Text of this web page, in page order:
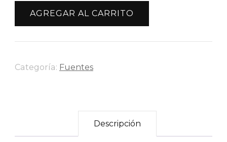
AGREGAR AL CARRITO
Categoría: Fuentes
Descripción